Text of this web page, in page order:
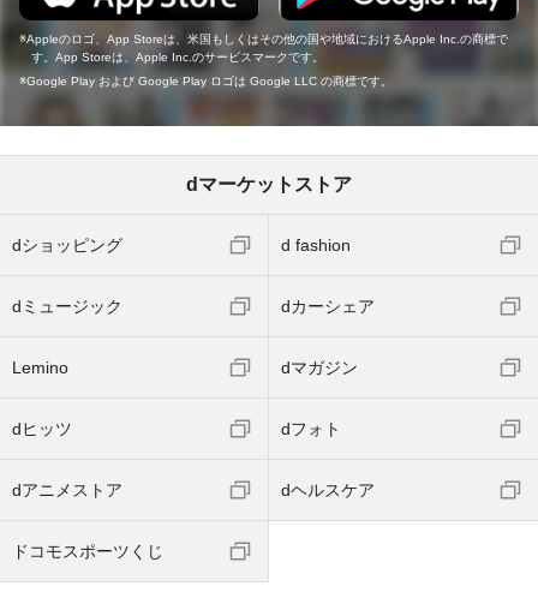
Appleのロゴ、App Storeは、米国もしくはその他の国や地域におけるApple Inc.の商標で
す。App Storeは、Apple Inc.のサービスマークです。
Google Play および Google Play ロゴは Google LLC の商標です。
dマーケットストア
dショッピング d fashion
dミュージック dカーシェア
Lemino dマガジン
dヒッツ dフォト
dアニメストア dヘルスケア
ドコモスポーツくじ